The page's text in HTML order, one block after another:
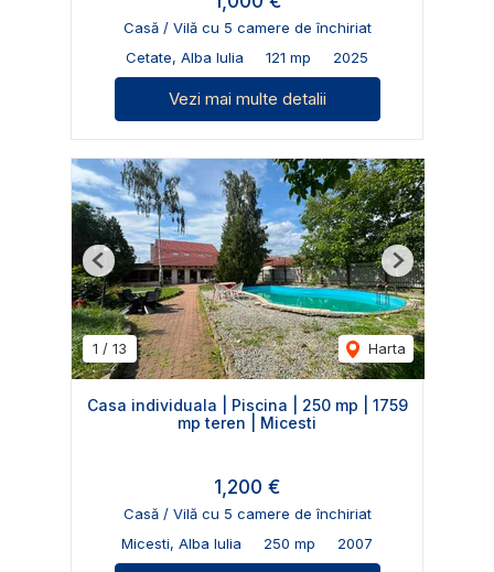
Casă / Vilă cu 5 camere de închiriat
Cetate, Alba Iulia
121 mp 2025
Vezi mai multe detalii
1 / 13 Harta
Previous Next
Casa individuala | Piscina | 250 mp | 1759
mp teren | Micesti
1,200 €
Casă / Vilă cu 5 camere de închiriat
Micesti, Alba Iulia
250 mp 2007